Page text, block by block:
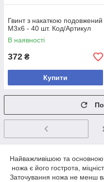
Гвинт з накаткою подовжений
М3х6 - 40 шт. Код/Артикул
В наявності
372 ₴
Купити
1
Найважливішою та основною
ножа є його гострота,
Заточування ножа не менш